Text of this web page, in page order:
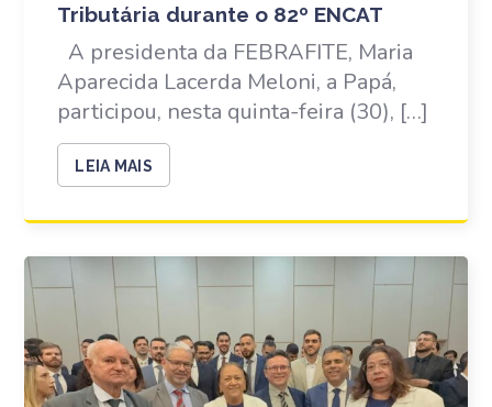
Tributária durante o 82º ENCAT
A presidenta da FEBRAFITE, Maria
Aparecida Lacerda Meloni, a Papá,
participou, nesta quinta-feira (30), […]
LEIA MAIS